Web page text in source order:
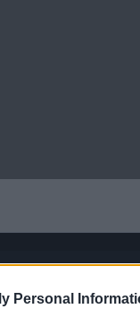
Personal